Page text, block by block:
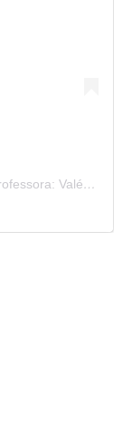
Uma publicação compartilhada por 彡★Professora: Valéria·.¸¸.· (@ensinandocomcarinho)